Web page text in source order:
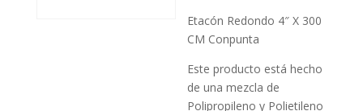
Etacón Redondo 4″ X 300
CM Conpunta
Este producto está hecho
de una mezcla de
Polipropileno y Polietileno